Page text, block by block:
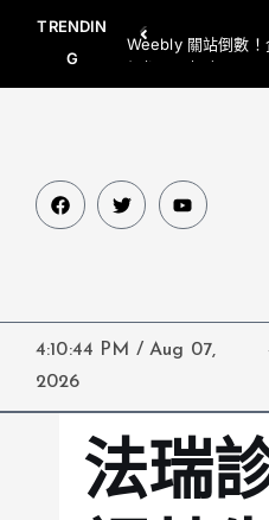
TRENDIN
G
Weebly 關站倒數！
網都要一起處理
4:10:45 PM / Aug 07,
2026
法瑞